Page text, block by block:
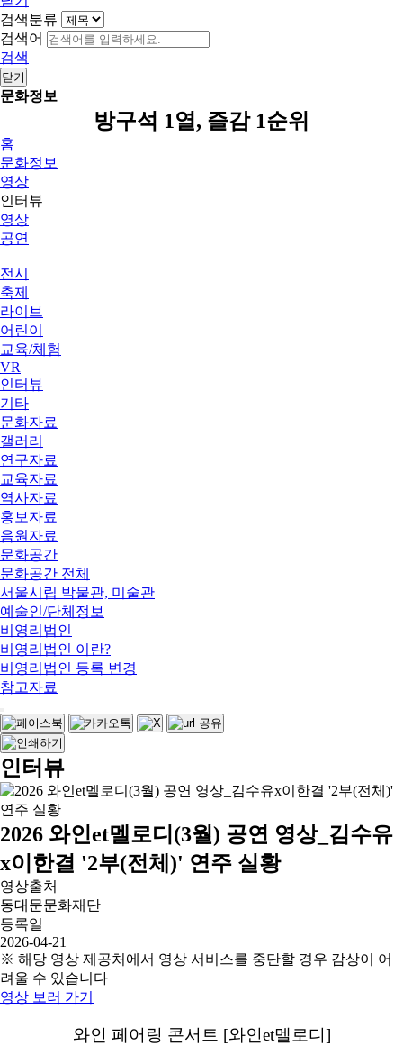
검색분류
검색어
검색
닫기
문화정보
방구석 1열, 즐감 1순위
홈
문화정보
영상
인터뷰
영상
공연
전시
축제
라이브
어린이
교육/체험
VR
인터뷰
기타
문화자료
갤러리
연구자료
교육자료
역사자료
홍보자료
음원자료
문화공간
문화공간 전체
서울시립 박물관, 미술관
예술인/단체정보
비영리법인
비영리법인 이란?
비영리법인 등록 변경
참고자료
인터뷰
2026 와인et멜로디(3월) 공연 영상_김수유
x이한결 '2부(전체)' 연주 실황
영상출처
동대문문화재단
등록일
2026-04-21
※ 해당 영상 제공처에서 영상 서비스를 중단할 경우 감상이 어
려울 수 있습니다
영상 보러 가기
와인 페어링 콘서트 [와인et멜로디]